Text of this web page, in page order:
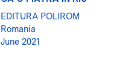
EDITURA POLIROM
Romania
June 2021